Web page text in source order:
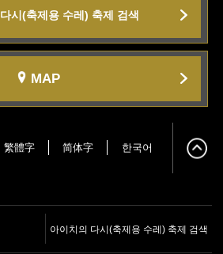
시(축제용 수레) 축제 검색
MAP
繁體字 简体字 한국어
아이치의 다시(축제용 수레) 축제 검색